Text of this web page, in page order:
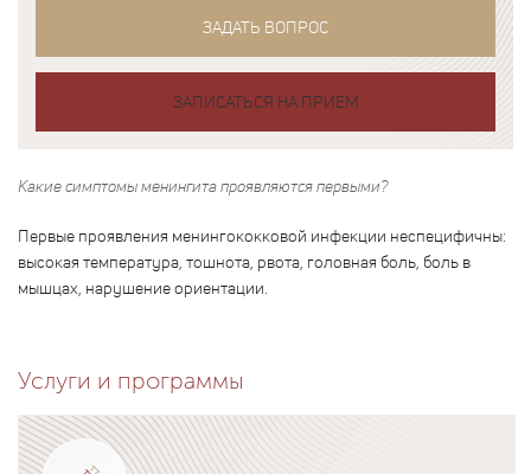
ЗАДАТЬ ВОПРОС
ЗАПИСАТЬСЯ НА ПРИЕМ
Какие симптомы менингита проявляются первыми?
Первые проявления менингококковой инфекции неспецифичны:
высокая температура, тошнота, рвота, головная боль, боль в
мышцах, нарушение ориентации.
Услуги и программы